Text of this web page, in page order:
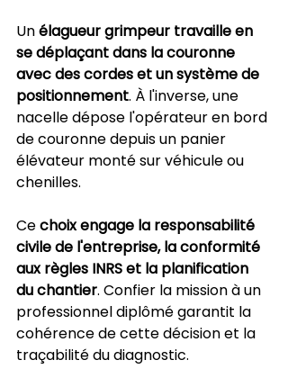
Un élagueur grimpeur travaille en
se déplaçant dans la couronne
avec des cordes et un système de
positionnement. À l'inverse, une
nacelle dépose l'opérateur en bord
de couronne depuis un panier
élévateur monté sur véhicule ou
chenilles.
Ce choix engage la responsabilité
civile de l'entreprise, la conformité
aux règles INRS et la planification
du chantier. Confier la mission à un
professionnel diplômé garantit la
cohérence de cette décision et la
traçabilité du diagnostic.